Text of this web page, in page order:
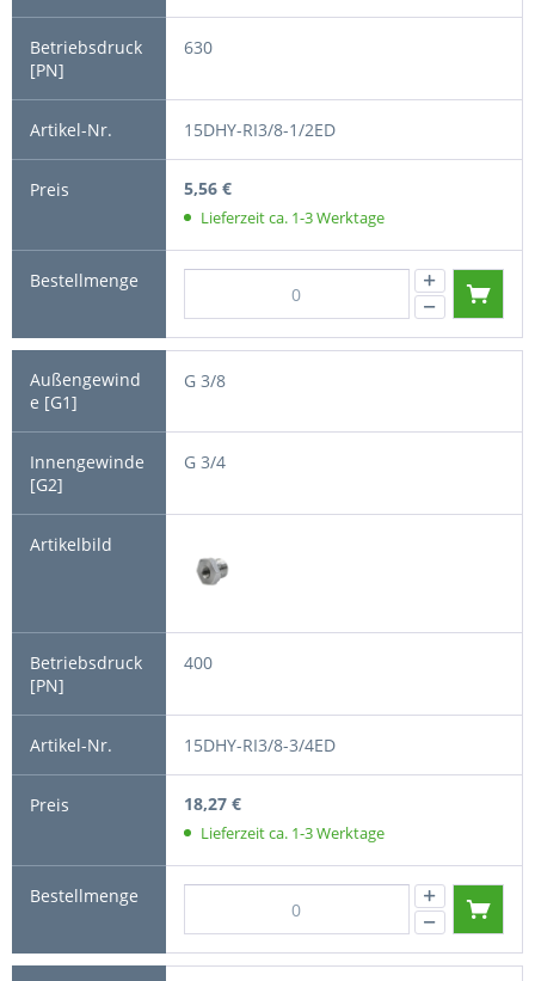
630
15DHY-RI3/8-1/2ED
5,56 €
Lieferzeit ca. 1-3 Werktage
G 3/8
G 3/4
400
15DHY-RI3/8-3/4ED
18,27 €
Lieferzeit ca. 1-3 Werktage